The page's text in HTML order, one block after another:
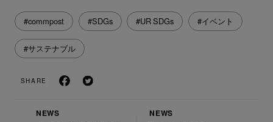
#commpost #SDGs #UR SDGs #イベント
#サステナブル
SHARE
NEWS
NEWS